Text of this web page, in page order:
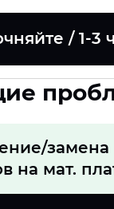
/ 1-3
замена
на мат.